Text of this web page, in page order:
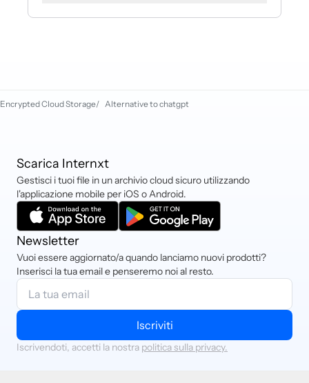
automaticamente.
Encrypted Cloud Storage/ Alternative to chatgpt
Scarica Internxt
Gestisci i tuoi file in un archivio cloud sicuro utilizzando
l'applicazione mobile per iOS o Android.
Newsletter
Vuoi essere aggiornato/a quando lanciamo nuovi prodotti?
Inserisci la tua email e penseremo noi al resto.
Iscriviti
Iscrivendoti, accetti la nostra politica sulla privacy.